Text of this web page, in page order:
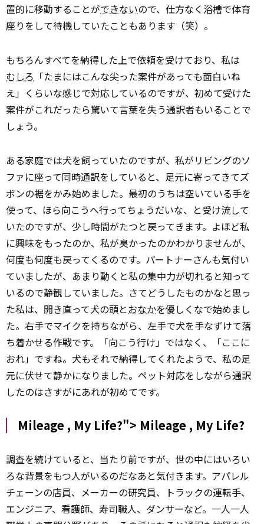
置的に移動することができないので、仕方なく浴槽で体育
座りをして待機していたこともあります（笑）。
もちろんすべてを納得した上で依頼を受けており、私は
むしろ 「たまにはこんな尖った案件があっても面白いね
え」くらいな感じで対応しているのですが、初めて受けた
案件がこれだったら驚いて言葉を失う通訳者もいることで
しょう。
ある家庭では犬を飼っていたのですが、私がリビングのソ
ファに座って同時通訳をしていると、足元に寄ってきてズ
ボンの裾をかみ始めました。最初のうちは空いている手を
使って、ほら向こうへ行ってちょうだいな、と受け流して
いたのですが、少し時間がたつと戻ってきます。よほど私
に興味をもったのか、私が臭かったのかわかりませんが、
何度も何度も戻ってくるのです。パートナーさんも気付い
ていましたが、あまり動くと私の集中力が切れると知って
いるので静観していました。さてどうしたものかなと思っ
た私は、開き直って犬の頭とおなかを優しくなで始めまし
た。右手でマイクを持ちながら、左手で犬を手なずけて落
ち着かせる作戦です。「向こう行け」ではなく、「ここに
おれ」ですね。犬もそれで納得してくれたようで、私の足
元に伏せて静かになりました。ペット対応をしながら通訳
したのはさすがにあれが初めてです。
Mileage , My Life?"> Mileage , My Life?
調査を続けていると、当たり前ですが、世の中にはいろい
ろな背景をもつ人がいるのだなあと気付きます。アパレル
チェーンの店員、メーカーの研究員、トラックの運転手、
エンジニア、看護師、寿司職人、ダンサーなど。一人一人